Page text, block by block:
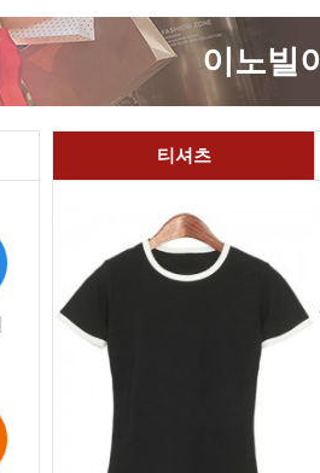
이노빌
티셔츠